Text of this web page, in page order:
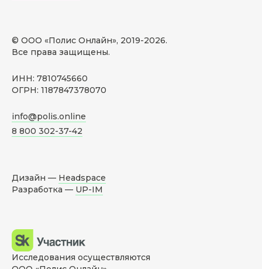
© ООО «Полис Онлайн», 2019-2026.
Все права защищены.
ИНН: 7810745660
ОГРН: 1187847378070
info@polis.online
8 800 302-37-42
Дизайн — Headspace
Разработка — UP-IM
Исследования осуществляются